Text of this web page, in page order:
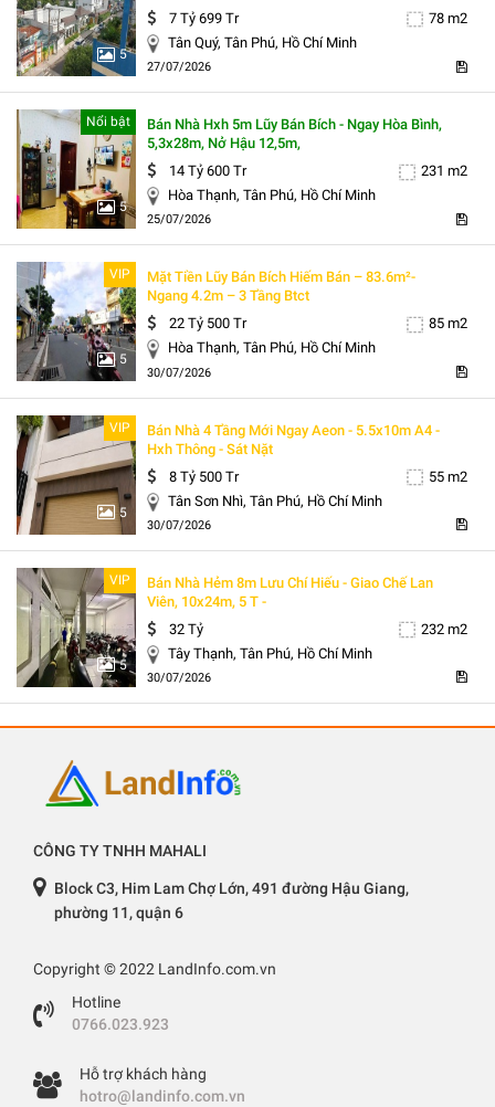
5
7 Tỷ 699 Tr
78 m2
Tân Quý, Tân Phú, Hồ Chí Minh
27/07/2026
5
Nổi bật
Bán Nhà Hxh 5m Lũy Bán Bích - Ngay Hòa Bình,
5,3x28m, Nở Hậu 12,5m,
14 Tỷ 600 Tr
231 m2
Hòa Thạnh, Tân Phú, Hồ Chí Minh
25/07/2026
5
VIP
Mặt Tiền Lũy Bán Bích Hiếm Bán – 83.6m²-
Ngang 4.2m – 3 Tầng Btct
22 Tỷ 500 Tr
85 m2
Hòa Thạnh, Tân Phú, Hồ Chí Minh
30/07/2026
5
VIP
Bán Nhà 4 Tầng Mới Ngay Aeon - 5.5x10m A4 -
Hxh Thông - Sát Nặt
8 Tỷ 500 Tr
55 m2
Tân Sơn Nhì, Tân Phú, Hồ Chí Minh
30/07/2026
5
VIP
Bán Nhà Hẻm 8m Lưu Chí Hiếu - Giao Chế Lan
Viên, 10x24m, 5 T -
32 Tỷ
232 m2
Tây Thạnh, Tân Phú, Hồ Chí Minh
30/07/2026
CÔNG TY TNHH MAHALI
Block C3, Him Lam Chợ Lớn, 491 đường Hậu Giang,
phường 11, quận 6
Copyright © 2022 LandInfo.com.vn
Hotline
0766.023.923
Hỗ trợ khách hàng
hotro@landinfo.com.vn